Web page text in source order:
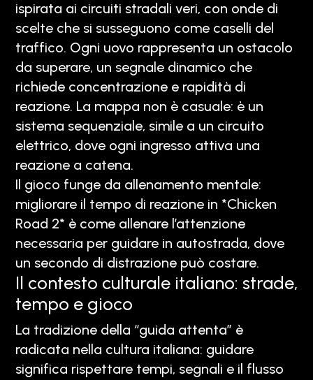
ispirata ai circuiti stradali veri, con onde di
scelte che si susseguono come caselli del
traffico. Ogni uovo rappresenta un ostacolo
da superare, un segnale dinamico che
richiede concentrazione e rapidità di
reazione. La mappa non è casuale: è un
sistema sequenziale, simile a un circuito
elettrico, dove ogni ingresso attiva una
reazione a catena.
Il gioco funge da allenamento mentale:
migliorare il tempo di reazione in *Chicken
Road 2* è come allenare l’attenzione
necessaria per guidare in autostrada, dove
un secondo di distrazione può costare.
Il contesto culturale italiano: strade,
tempo e gioco
La tradizione della “guida attenta” è
radicata nella cultura italiana: guidare
significa rispettare tempi, segnali e il flusso